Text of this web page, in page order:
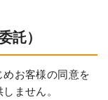
託）
お客様の同意を
ません。